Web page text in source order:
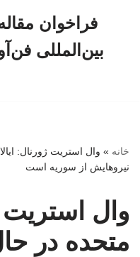
فراخوان
بین‌المللی
خانه » وال استریت ژورنال:
نیروهایش از سوریه است
وال استریت
متحده در